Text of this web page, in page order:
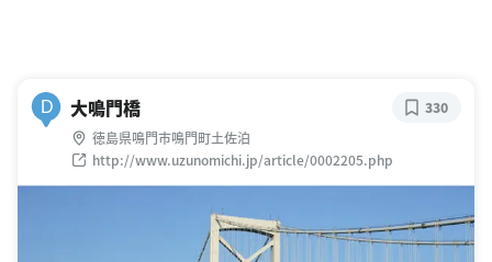
D 大鳴門橋
徳島県鳴門市鳴門町土佐泊
http://www.uzunomichi.jp/article/0002205.php
330